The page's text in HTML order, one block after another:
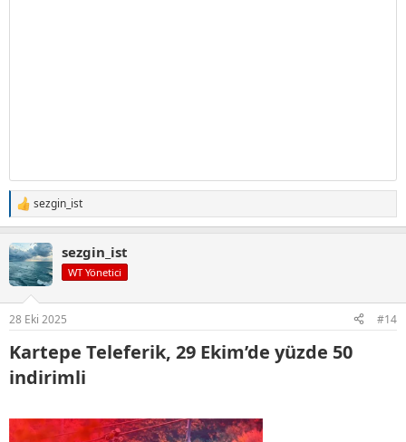
T
e
k
i
l
:
sezgin_ist
sezgin_ist
WT Yönetici
28 Eki 2025 #14
Kartepe Teleferik, 29 Ekim’de yüzde 50
indirimli​